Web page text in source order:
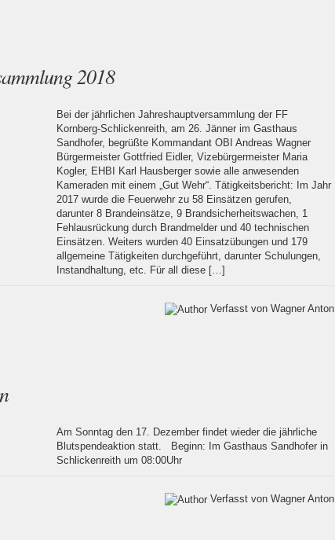
2018
Bei der jährlichen Jahreshauptversammlung der FF
Kornberg-Schlickenreith, am 26. Jänner im Gasthaus
Sandhofer, begrüßte Kommandant OBI Andreas Wagner
Bürgermeister Gottfried Eidler, Vizebürgermeister Maria
Kogler, EHBI Karl Hausberger sowie alle anwesenden
Kameraden mit einem „Gut Wehr“. Tätigkeitsbericht: Im Jahr
2017 wurde die Feuerwehr zu 58 Einsätzen gerufen,
darunter 8 Brandeinsätze, 9 Brandsicherheitswachen, 1
Fehlausrückung durch Brandmelder und 40 technischen
Einsätzen. Weiters wurden 40 Einsatzübungen und 179
allgemeine Tätigkeiten durchgeführt, darunter Schulungen,
Instandhaltung, etc. Für all diese […]
Verfasst von Wagner Anton
Am Sonntag den 17. Dezember findet wieder die jährliche
Blutspendeaktion statt. Beginn: Im Gasthaus Sandhofer in
Schlickenreith um 08:00Uhr
Verfasst von Wagner Anton